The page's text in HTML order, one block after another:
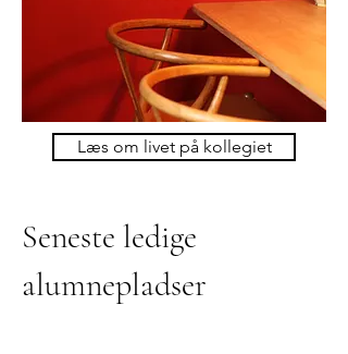
Læs om livet på kollegiet
Seneste ledige
alumnepladser